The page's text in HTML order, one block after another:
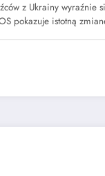
z Ukrainy wyraźnie
pokazuje istotną